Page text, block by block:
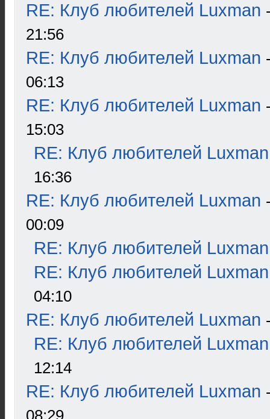
RE: Клуб любителей Luxman
21:56
RE: Клуб любителей Luxman
06:13
RE: Клуб любителей Luxman
15:03
RE: Клуб любителей Luxman
16:36
RE: Клуб любителей Luxman
00:09
RE: Клуб любителей Luxman
RE: Клуб любителей Luxman
04:10
RE: Клуб любителей Luxman
RE: Клуб любителей Luxman
12:14
RE: Клуб любителей Luxman
08:29